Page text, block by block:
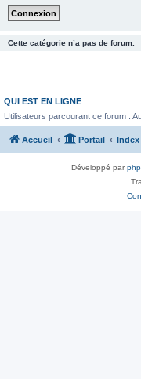
Cette catégorie n’a pas de forum.
QUI EST EN LIGNE
Utilisateurs parcourant ce forum :
Accueil Portail
Développé par